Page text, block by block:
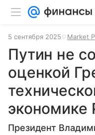
5 сентября 2025 Market
Путин не
оценкой
экономике
Президент